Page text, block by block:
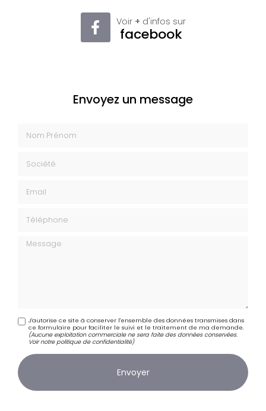
Voir + d'infos sur
facebook
Envoyez un message
Message
J'autorise ce site à conserver l'ensemble des données transmises dans
ce formulaire pour faciliter le suivi et le traitement de ma demande.
(Aucune exploitation commerciale ne sera faite des données conservées.
Voir notrepolitique de confidentialité)